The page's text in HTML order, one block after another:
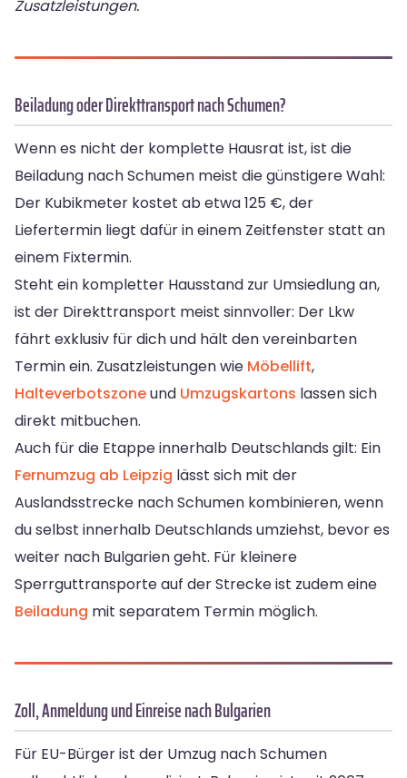
Zusatzleistungen.
Beiladung oder Direkttransport nach Schumen?
Wenn es nicht der komplette Hausrat ist, ist die
Beiladung nach Schumen meist die günstigere Wahl:
Der Kubikmeter kostet ab etwa 125 €, der
Liefertermin liegt dafür in einem Zeitfenster statt an
einem Fixtermin.
Steht ein kompletter Hausstand zur Umsiedlung an,
ist der Direkttransport meist sinnvoller: Der Lkw
fährt exklusiv für dich und hält den vereinbarten
Termin ein. Zusatzleistungen wie Möbellift,
Halteverbotszoneund Umzugskartons lassen sich
direkt mitbuchen.
Auch für die Etappe innerhalb Deutschlands gilt: Ein
Fernumzug ab Leipzig lässt sich mit der
Auslandsstrecke nach Schumen kombinieren, wenn
du selbst innerhalb Deutschlands umziehst, bevor es
weiter nach Bulgarien geht. Für kleinere
Sperrguttransporte auf der Strecke ist zudem eine
Beiladung mit separatem Termin möglich.
Zoll, Anmeldung und Einreise nach Bulgarien
Für EU-Bürger ist der Umzug nach Schumen